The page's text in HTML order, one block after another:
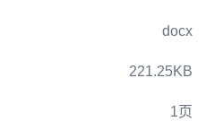
docx
221.25KB
1页